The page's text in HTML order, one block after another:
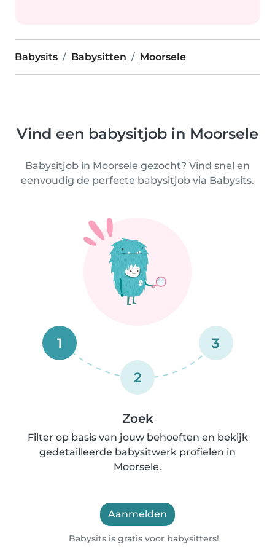
Babysits Babysitten Moorsele
Vind een babysitjob in Moorsele
Babysitjob in Moorsele gezocht? Vind snel en
eenvoudig de perfecte babysitjob via Babysits.
1
2
3
Zoek
Filter op basis van jouw behoeften en bekijk
gedetailleerde babysitwerk profielen in
Moorsele.
Aanmelden
Babysits is gratis voor babysitters!